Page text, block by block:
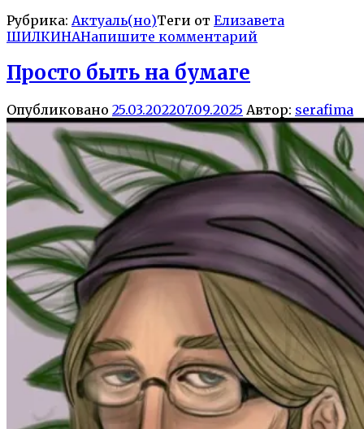
Рубрика: Актуаль(но)Теги от Елизавета
ШИЛКИНАНапишите комментарий
Просто быть на бумаге
Опубликовано 25.03.202207.09.2025 Автор: serafima